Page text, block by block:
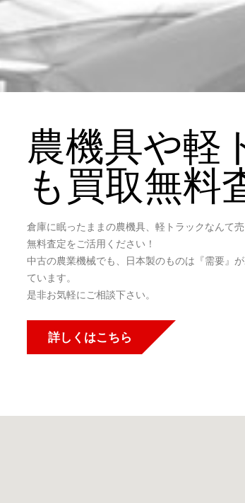
農機具や軽
も買取無料
倉庫に眠ったままの農機具、軽トラックなんて
無料査定をご活用ください！
中古の農業機械でも、日本製のものは『需要』
ています。
是非お気軽にご相談下さい。
詳しくはこちら